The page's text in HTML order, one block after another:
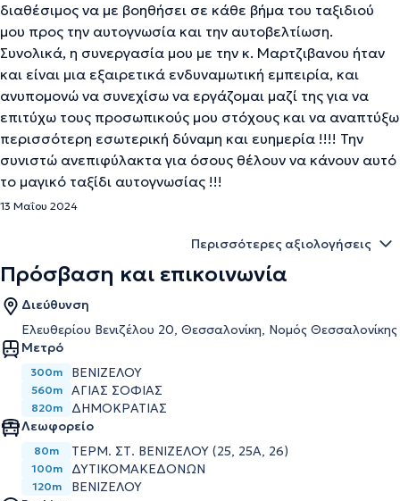
διαθέσιμος να με βοηθήσει σε κάθε βήμα του ταξιδιού
μου προς την αυτογνωσία και την αυτοβελτίωση.
Συνολικά, η συνεργασία μου με την κ. Μαρτζιβανου ήταν
και είναι μια εξαιρετικά ενδυναμωτική εμπειρία, και
ανυπομονώ να συνεχίσω να εργάζομαι μαζί της για να
επιτύχω τους προσωπικούς μου στόχους και να αναπτύξω
περισσότερη εσωτερική δύναμη και ευημερία !!!! Την
συνιστώ ανεπιφύλακτα για όσους θέλουν να κάνουν αυτό
το μαγικό ταξίδι αυτογνωσίας !!!
13 Μαΐου 2024
Περισσότερες αξιολογήσεις
Πρόσβαση και επικοινωνία
Διεύθυνση
Ελευθερίου Βενιζέλου 20, Θεσσαλονίκη, Νομός Θεσσαλονίκης
Μετρό
300m ΒΕΝΙΖΈΛΟΥ
560m ΑΓΊΑΣ ΣΟΦΊΑΣ
820m
ΔΗΜΟΚΡΑΤΊΑΣ
Λεωφορείο
80m ΤΕΡΜ. ΣΤ. ΒΕΝΙΖΕΛΟΥ (25, 25Α, 26)
100m ΔΥΤΙΚΟΜΑΚΕΔΟΝΩΝ
120m
ΒΕΝΙΖΕΛΟΥ